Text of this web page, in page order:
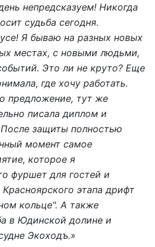
непредсказуем! Никогда
судьба сегодня.
Я бываю на разных новых
местах, с новыми людьми,
Это ли не круто? Еще
где хочу работать.
предложение, тут же
писала диплом и
защиты полностью
момент самое
которое я
фуршет для гостей и
этапа дрифт
кольце". А также
в Юдинской долине и
Экоходъ.»